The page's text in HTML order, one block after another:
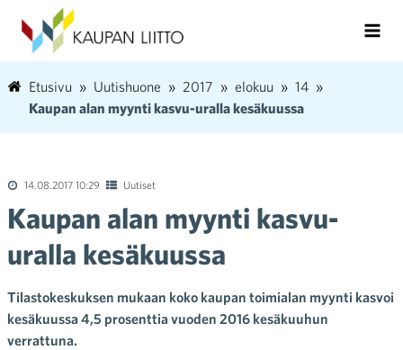
Etusivu Uutishuone 2017 elokuu
14
Kaupan alan myynti kasvu-uralla kesäkuussa
14.08.2017 10:29 Uutiset
Kaupan alan myynti kasvu-
uralla kesäkuussa
Tilastokeskuksen mukaan koko kaupan toimialan myynti kasvoi
kesäkuussa 4,5 prosenttia vuoden 2016 kesäkuuhun
verrattuna.